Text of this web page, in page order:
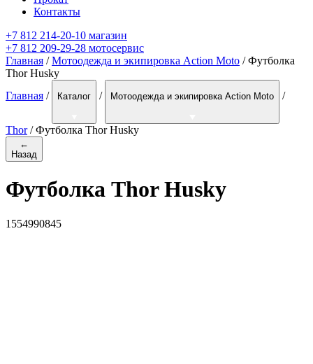
Контакты
+7 812 214-20-10 магазин
+7 812 209-29-28 мотосервис
Главная /Мотоодежда и экипировка Action Moto / Футболка
Thor Husky
Главная / Каталог / Мотоодежда и экипировка Action Moto /
Thor / Футболка Thor Husky
←
Назад
Футболка Thor Husky
1554990845